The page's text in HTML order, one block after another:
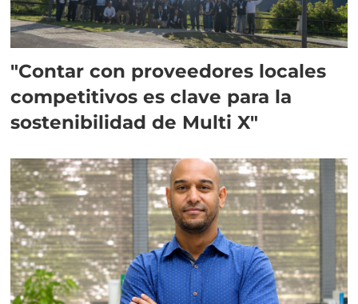
"Contar con proveedores locales
competitivos es clave para la
sostenibilidad de Multi X"